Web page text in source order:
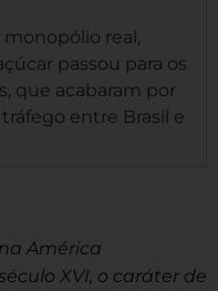
real,
passou para os
que acabaram por
entre Brasil e
América
XVI, o caráter de